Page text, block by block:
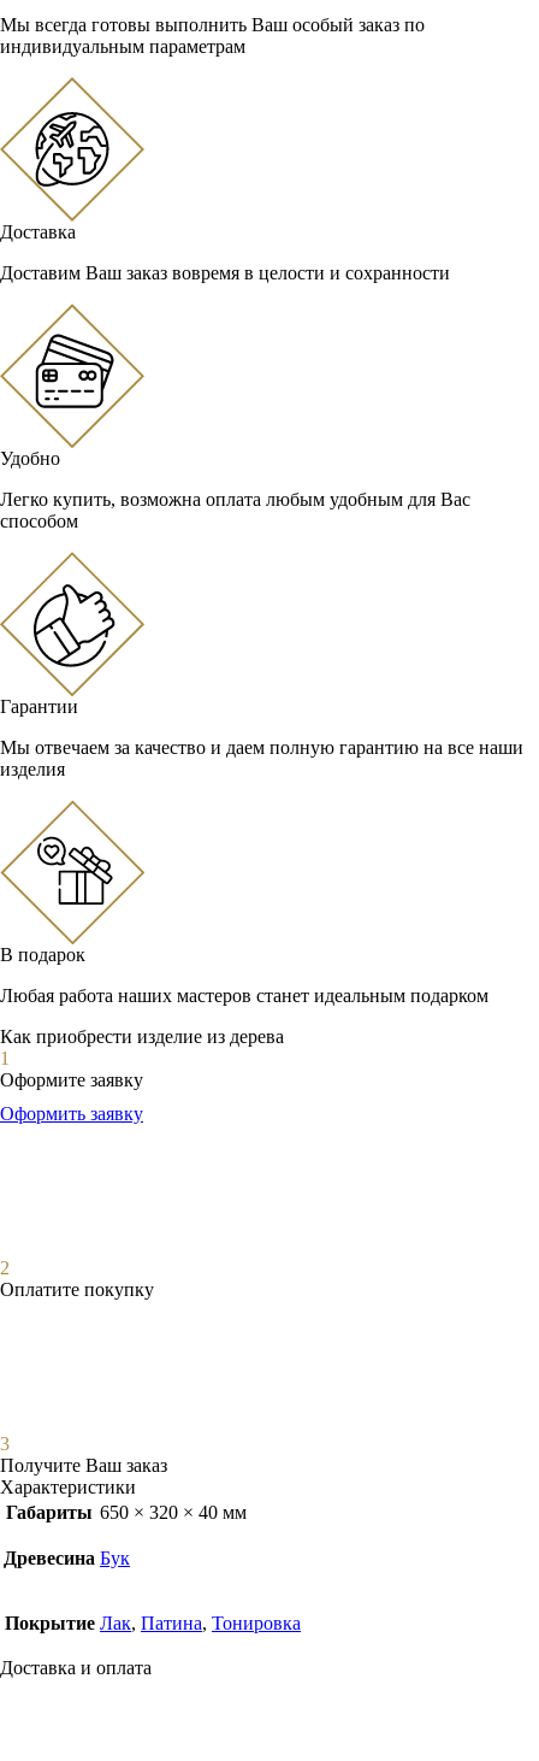
Мы всегда готовы выполнить Ваш особый заказ по
индивидуальным параметрам
Доставка
Доставим Ваш заказ вовремя в целости и сохранности
Удобно
Легко купить, возможна оплата любым удобным для Вас
способом
Гарантии
Мы отвечаем за качество и даем полную гарантию на все наши
изделия
В подарок
Любая работа наших мастеров станет идеальным подарком
Как приобрести изделие из дерева
1
Оформите заявку
Оформить заявку
2
Оплатите покупку
3
Получите Ваш заказ
Характеристики
Габариты 650 × 320 × 40 мм
Древесина Бук
Покрытие Лак, Патина, Тонировка
Доставка и оплата